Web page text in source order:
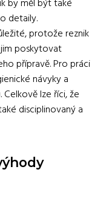
by měl být také
detaily.
protože reznik
poskytovat
přípravě. Pro práci
návyky a
lze říci, že
disciplinovaný a